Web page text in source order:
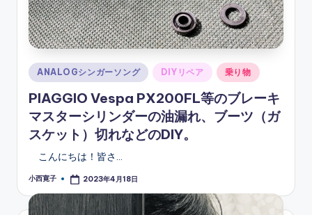
Posted
in
ANALOGシンガーソング DIYリペア 乗り物
PIAGGIO Vespa PX200FL等のブレーキ
マスターシリンダーの油漏れ、ブーツ（ガ
スケット）切れなどのDIY。
こんにちは！皆さ…
Posted
小西寛子 2023年4月18日